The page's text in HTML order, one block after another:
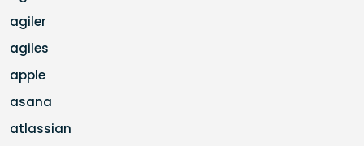
agiler
agiles
apple
asana
atlassian